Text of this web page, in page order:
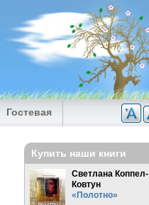
Гостевая
Купить наши книги
Светлана Коппел-
Ковтун
«Полотно»